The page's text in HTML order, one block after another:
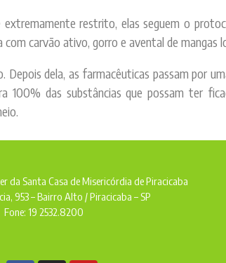
restrito, elas seguem o
carvão ativo, gorro e avental de mangas
dela, as farmacêuticas passam por
100% das substâncias que possam ter
da Santa Casa de Misericórdia de Piracicaba
953 – Bairro Alto / Piracicaba – SP
Fone: 19 2532.8200